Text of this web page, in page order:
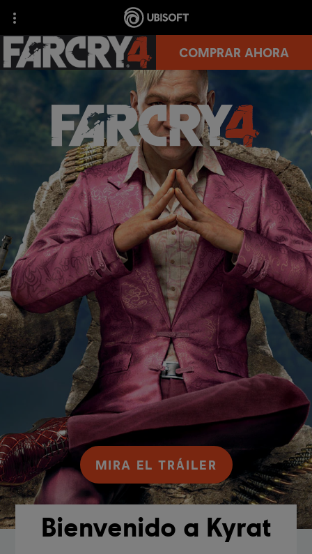
COMPRAR AHORA
Bienvenido a Kyrat
MIRA EL TRÁILER